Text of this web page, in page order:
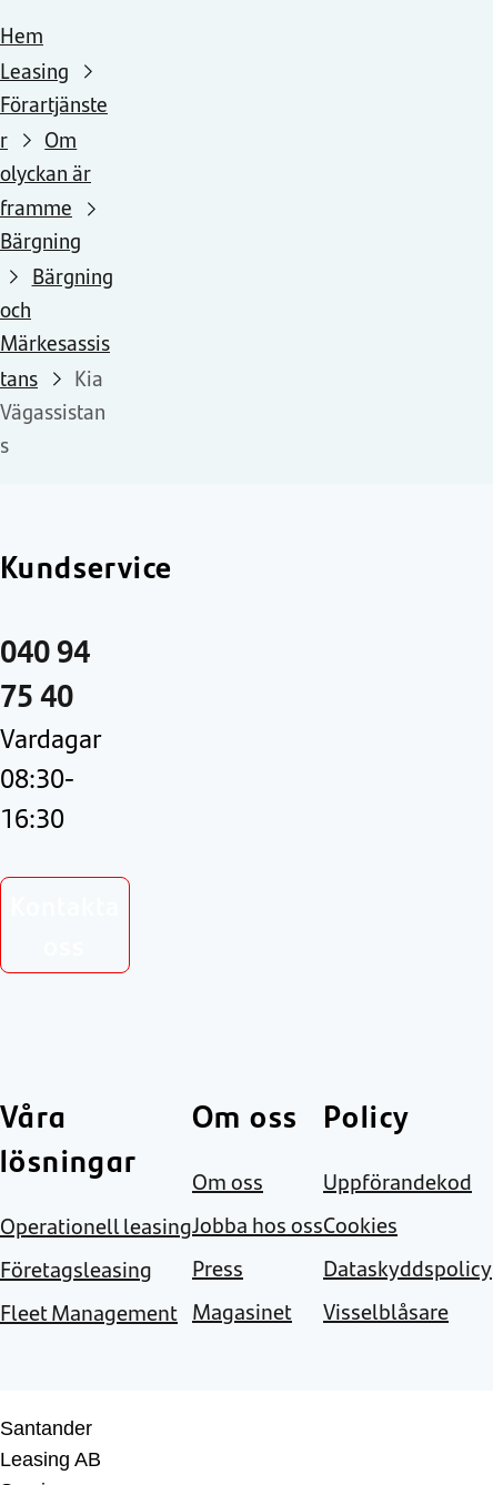
Hem
Leasing
Förartjänste
r
Om
olyckan är
framme
Bärgning
Bärgning
och
Märkesassis
tans
Kia
Vägassistan
s
Kundservice
040 94
75 40
Vardagar
08:30-
16:30
Våra
lösningar
Operationell leasing
Företagsleasing
Fleet Management
Om oss
Om oss
Jobba hos oss
Press
Magasinet
Policy
Uppförandekod
Cookies
Dataskyddspolicy
Visselblåsare
Santander
Leasing AB